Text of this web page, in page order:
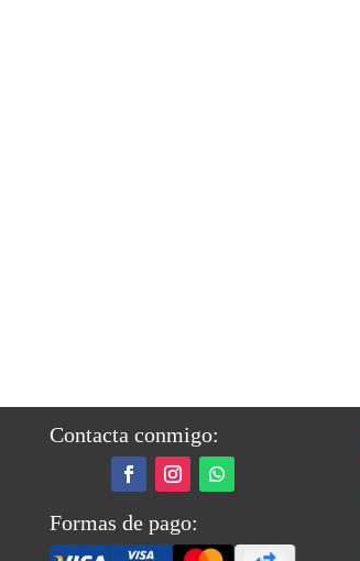
Contacta conmigo:
Formas de pago: